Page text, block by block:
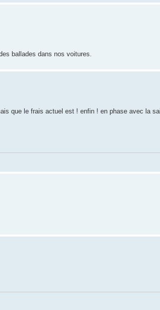
ballades dans nos voitures.
que le frais actuel est ! enfin ! en phase avec la